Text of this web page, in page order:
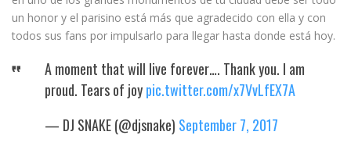
un honor y el parisino está más que agradecido con ella y con
todos sus fans por impulsarlo para llegar hasta donde está hoy.
A moment that will live forever…. Thank you. I am
proud. Tears of joypic.twitter.com/x7VvLfEX7A
— DJ SNAKE (@djsnake) September 7, 2017